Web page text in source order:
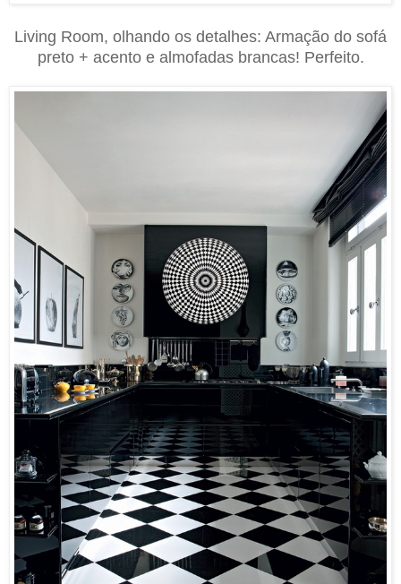
Living Room, olhando os detalhes: Armação do sofá
preto + acento e almofadas brancas! Perfeito.